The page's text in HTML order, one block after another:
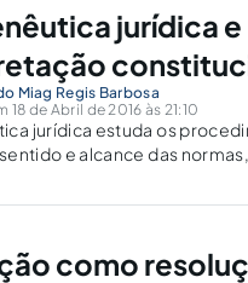
jurídica e
Miag Regis Barbosa
18 de Abril de 2016 às 21:10
jurídica estuda os
e alcance das
do próprio sentido da
como